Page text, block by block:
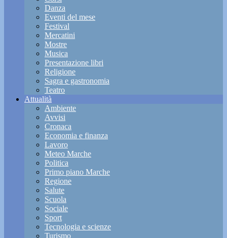
Danza
Eventi del mese
Festival
Mercatini
Mostre
Musica
Presentazione libri
Religione
Sagra e gastronomia
Teatro
Attualità
Ambiente
Avvisi
Cronaca
Economia e finanza
Lavoro
Meteo Marche
Politica
Primo piano Marche
Regione
Salute
Scuola
Sociale
Sport
Tecnologia e scienze
Turismo